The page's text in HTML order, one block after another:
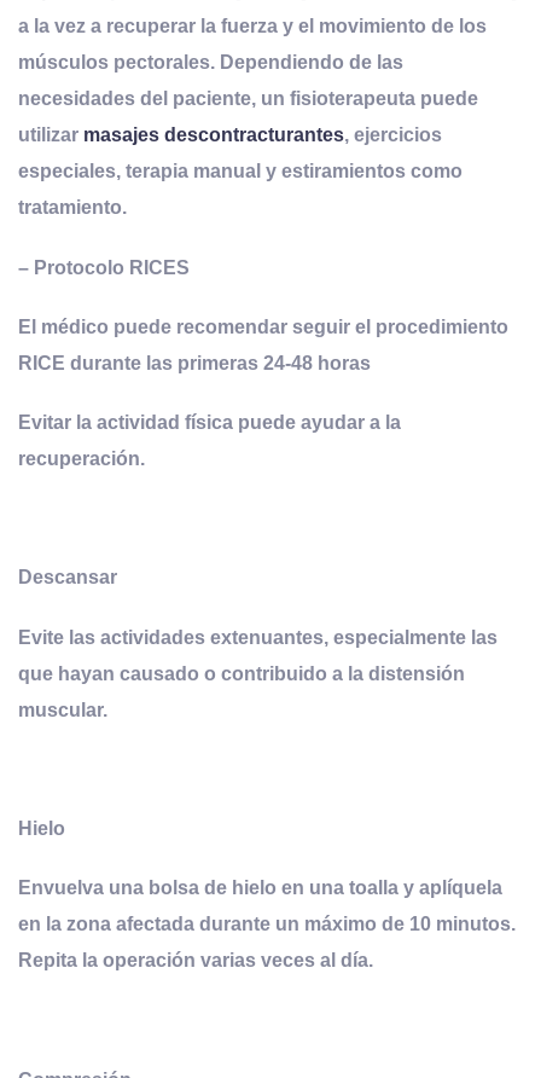
a la vez a recuperar la fuerza y el movimiento de los
músculos pectorales. Dependiendo de las
necesidades del paciente, un fisioterapeuta puede
utilizar masajes descontracturantes, ejercicios
especiales, terapia manual y estiramientos como
tratamiento.
– Protocolo RICES
El médico puede recomendar seguir el procedimiento
RICE durante las primeras 24-48 horas
Evitar la actividad física puede ayudar a la
recuperación.
Descansar
Evite las actividades extenuantes, especialmente las
que hayan causado o contribuido a la distensión
muscular.
Hielo
Envuelva una bolsa de hielo en una toalla y aplíquela
en la zona afectada durante un máximo de 10 minutos.
Repita la operación varias veces al día.